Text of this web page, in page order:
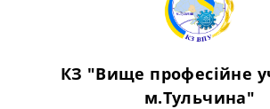
КЗ "Вище професійне
м.Тульчина"